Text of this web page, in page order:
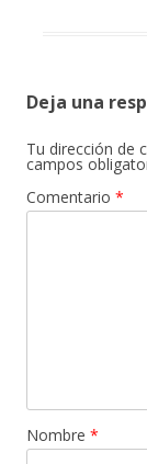
Deja una
Tu dirección de
campos
Comentario *
Nombre *